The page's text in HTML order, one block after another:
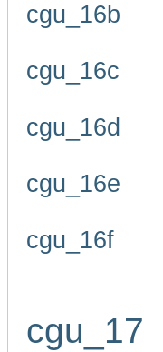
cgu_16b
cgu_16c
cgu_16d
cgu_16e
cgu_16f
cgu_17